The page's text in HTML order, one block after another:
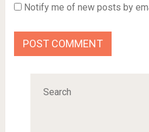
Notify me of new posts by
Search